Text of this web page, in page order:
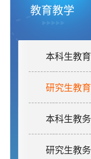
教育教学
本科生教育
研究生教育
本科生教务
研究生教务